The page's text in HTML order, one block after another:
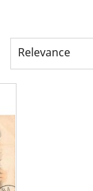
Relevance